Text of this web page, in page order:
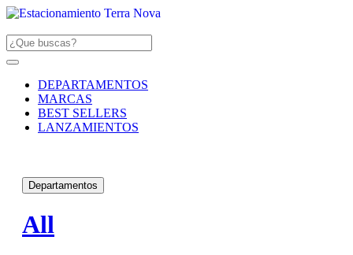
DEPARTAMENTOS
MARCAS
BEST SELLERS
LANZAMIENTOS
Departamentos
All